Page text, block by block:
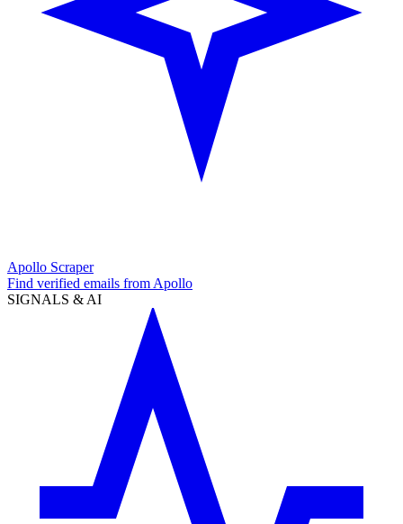
Apollo Scraper
Find verified emails from Apollo
SIGNALS & AI